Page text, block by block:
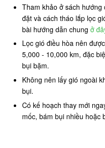
Tham khảo ở sách
đặt và cách tháo lắp lọc
bài hướng dẫn chung ở
Lọc gió điều hòa nên
5,000 - 10,000 km, đặc
bụi bặm.
Không nên lấy gió ngoài
bụi.
Có kế hoạch thay mới
mốc, bám bụi nhiều hoặc